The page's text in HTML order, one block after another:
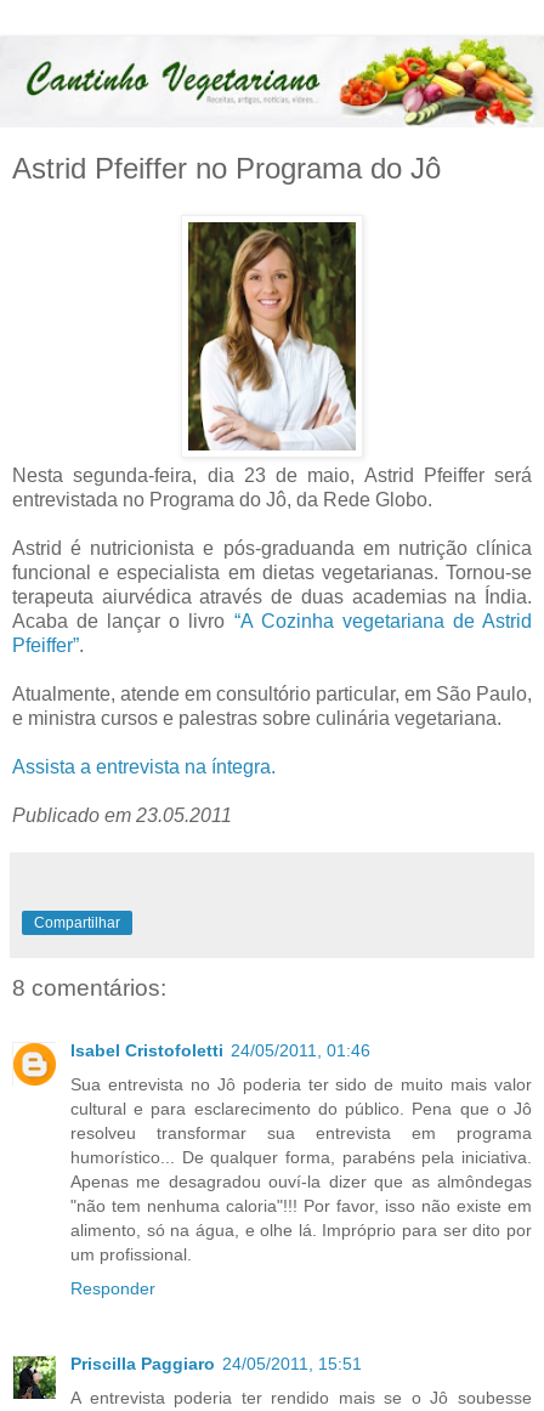
Astrid Pfeiffer no Programa do Jô
Nesta segunda-feira, dia 23 de maio, Astrid Pfeiffer será
entrevistada no Programa do Jô, da Rede Globo.
Astrid é nutricionista e pós-graduanda em nutrição clínica
funcional e especialista em dietas vegetarianas. Tornou-se
terapeuta aiurvédica através de duas academias na Índia.
Acaba de lançar o livro “A Cozinha vegetariana de Astrid
Pfeiffer”.
Atualmente, atende em consultório particular, em São Paulo,
e ministra cursos e palestras sobre culinária vegetariana.
Assista a entrevista na íntegra.
Publicado em 23.05.2011
Compartilhar
8 comentários:
Isabel Cristofoletti 24/05/2011, 01:46
Sua entrevista no Jô poderia ter sido de muito mais valor
cultural e para esclarecimento do público. Pena que o Jô
resolveu transformar sua entrevista em programa
humorístico... De qualquer forma, parabéns pela iniciativa.
Apenas me desagradou ouví-la dizer que as almôndegas
"não tem nenhuma caloria"!!! Por favor, isso não existe em
alimento, só na água, e olhe lá. Impróprio para ser dito por
um profissional.
Responder
Priscilla Paggiaro 24/05/2011, 15:51
A entrevista poderia ter rendido mais se o Jô soubesse